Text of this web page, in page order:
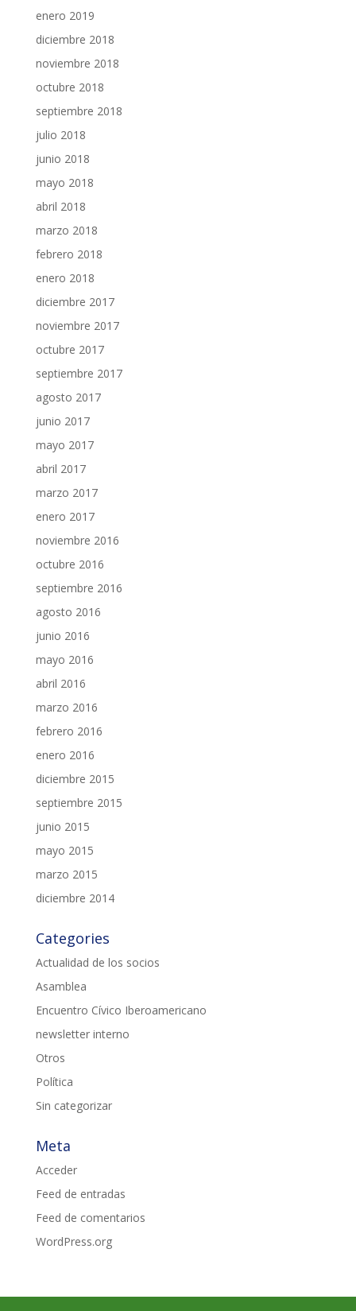
enero 2019
diciembre 2018
noviembre 2018
octubre 2018
septiembre 2018
julio 2018
junio 2018
mayo 2018
abril 2018
marzo 2018
febrero 2018
enero 2018
diciembre 2017
noviembre 2017
octubre 2017
septiembre 2017
agosto 2017
junio 2017
mayo 2017
abril 2017
marzo 2017
enero 2017
noviembre 2016
octubre 2016
septiembre 2016
agosto 2016
junio 2016
mayo 2016
abril 2016
marzo 2016
febrero 2016
enero 2016
diciembre 2015
septiembre 2015
junio 2015
mayo 2015
marzo 2015
diciembre 2014
Categories
Actualidad de los socios
Asamblea
Encuentro Cívico Iberoamericano
newsletter interno
Otros
Política
Sin categorizar
Meta
Acceder
Feed de entradas
Feed de comentarios
WordPress.org